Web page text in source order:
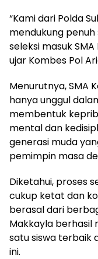
“Kami dari Polda
mendukung
seleksi masuk
ujar Kombes Pol
Menurutnya, SMA
hanya unggul
membentuk
mental dan
generasi muda
pemimpin masa
Diketahui, proses
cukup ketat dan
berasal dari
Makkayla berhasil
satu siswa terbaik
ini.